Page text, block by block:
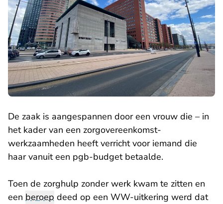
De zaak is aangespannen door een vrouw die – in
het kader van een zorgovereenkomst-
werkzaamheden heeft verricht voor iemand die
haar vanuit een pgb-budget betaalde.
Toen de zorghulp zonder werk kwam te zitten en
een beroep deed op een WW-uitkering werd dat